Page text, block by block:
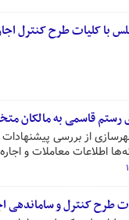
با کلیات طرح کنترل
قاسمی به مالکان
از بررسی
اطلاعات معاملات و
طرح کنترل و ساماندهی